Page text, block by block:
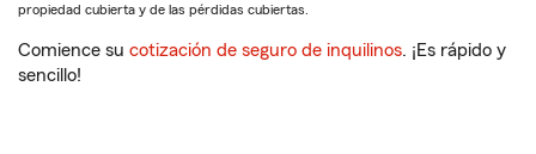
propiedad cubierta y de las pérdidas cubiertas.
Comience su cotización de seguro de inquilinos. ¡Es rápido y
sencillo!